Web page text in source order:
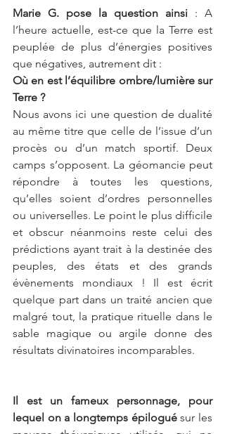
Marie G. pose la question ainsi : A
l’heure actuelle, est-ce que la Terre est
peuplée de plus d’énergies positives
que négatives, autrement dit :
Où en est l’équilibre ombre/lumière sur
Terre ?
Nous avons ici une question de dualité
au même titre que celle de l’issue d’un
procès ou d’un match sportif. Deux
camps s’opposent. La géomancie peut
répondre à toutes les questions,
qu’elles soient d’ordres personnelles
ou universelles. Le point le plus difficile
et obscur néanmoins reste celui des
prédictions ayant trait à la destinée des
peuples, des états et des grands
évènements mondiaux ! Il est écrit
quelque part dans un traité ancien que
malgré tout, la pratique rituelle dans le
sable magique ou argile donne des
résultats divinatoires incomparables.
Il est un fameux personnage, pour
lequel on a longtemps épilogué sur les